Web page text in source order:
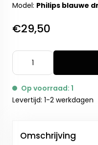
Model: Philips blauwe
€29,50
Op voorraad: 1
Levertijd: 1-2 werkdagen
Omschrijving